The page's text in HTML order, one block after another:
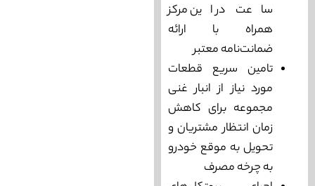
ساعت در این مرکز
همراه با ارائه
ضمانت‌نامه معتبر
تامین سریع قطعات
مورد نیاز از انبار غنی
مجموعه برای کاهش
زمان انتظار مشتریان و
تحویل به موقع خودرو
به چرخه مصرف